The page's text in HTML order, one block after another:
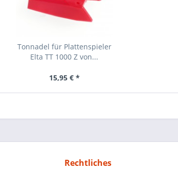
Tonnadel für Plattenspieler
Elta TT 1000 Z von...
15,95 € *
Rechtliches